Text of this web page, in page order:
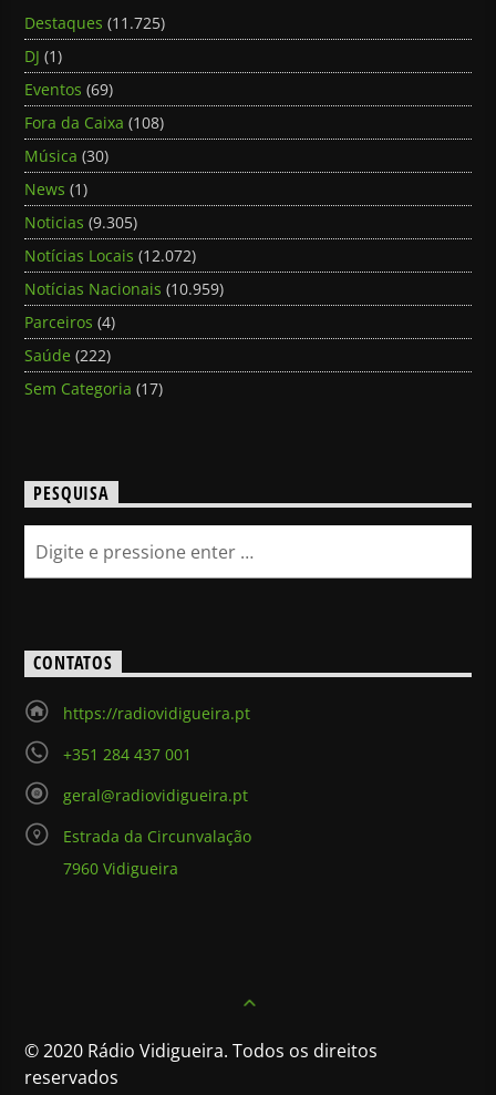
Destaques (11.725)
DJ (1)
Eventos (69)
Fora da Caixa (108)
Música (30)
News (1)
Noticias (9.305)
Notícias Locais (12.072)
Notícias Nacionais (10.959)
Parceiros (4)
Saúde (222)
Sem Categoria (17)
PESQUISA
CONTATOS
https://radiovidigueira.pt
+351 284 437 001
geral@radiovidigueira.pt
Estrada da Circunvalação
7960 Vidigueira
© 2020 Rádio Vidigueira. Todos os direitos
reservados